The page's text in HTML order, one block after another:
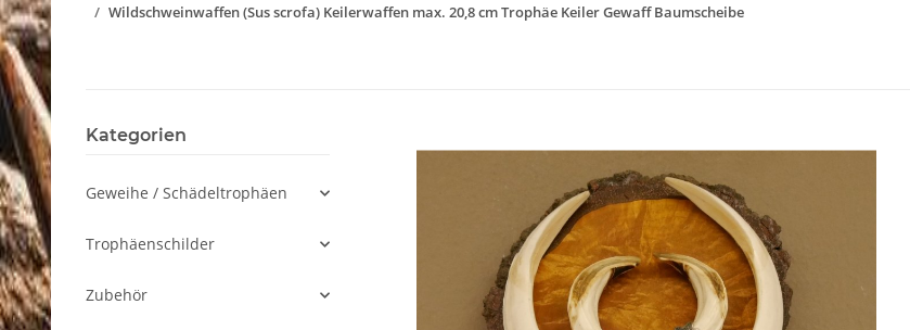
Wildschweinwaffen (Sus scrofa) Keilerwaffen max. 20,8 cm Trophäe Keiler Gewaff Baumscheibe
Kategorien
Geweihe / Schädeltrophäen
Trophäenschilder
Zubehör